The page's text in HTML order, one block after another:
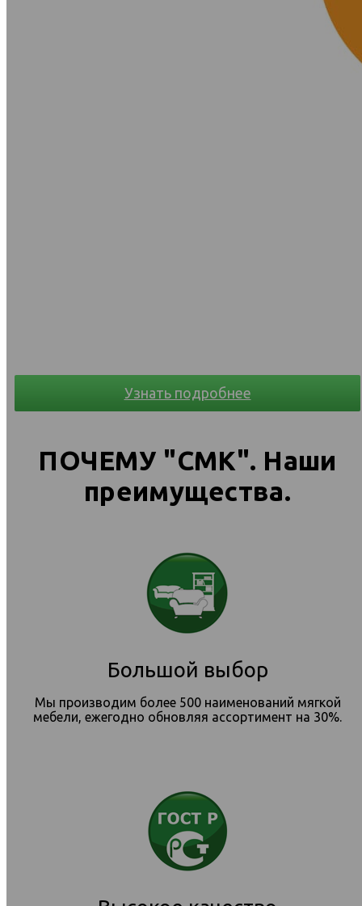
Узнать подробнее
ПОЧЕМУ "СМК". Наши
преимущества.
Большой выбор
Мы производим более 500 наименований мягкой
мебели, ежегодно обновляя ассортимент на 30%.